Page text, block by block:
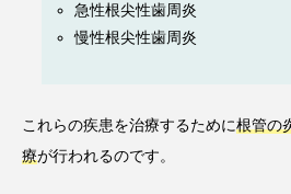
急性根尖性歯周炎
慢性根尖性歯周炎
これらの疾患を治療するために根管の
療が行われるのです。